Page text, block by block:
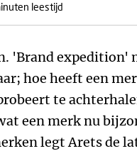
leestijd
'Brand expedition'
hoe heeft een
te
een merk nu
legt Arets de